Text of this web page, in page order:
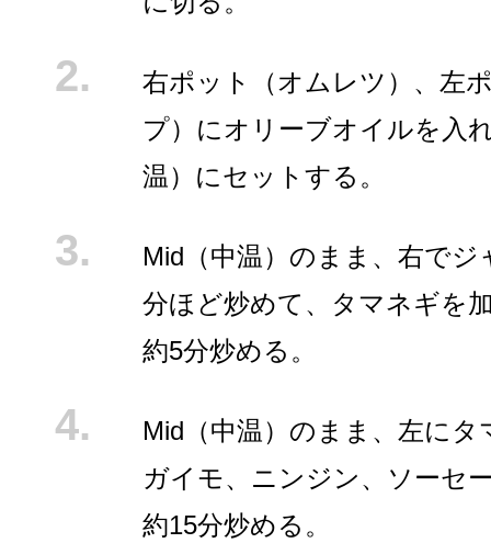
右ポット（オムレツ）、左
プ）にオリーブオイルを入
温）にセットする。
Mid（中温）のまま、右でジ
分ほど炒めて、タマネギを
約5分炒める。
Mid（中温）のまま、左にタ
ガイモ、ニンジン、ソーセ
約15分炒める。